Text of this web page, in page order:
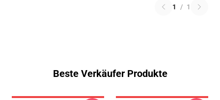
1 / 1
Beste Verkäufer Produkte